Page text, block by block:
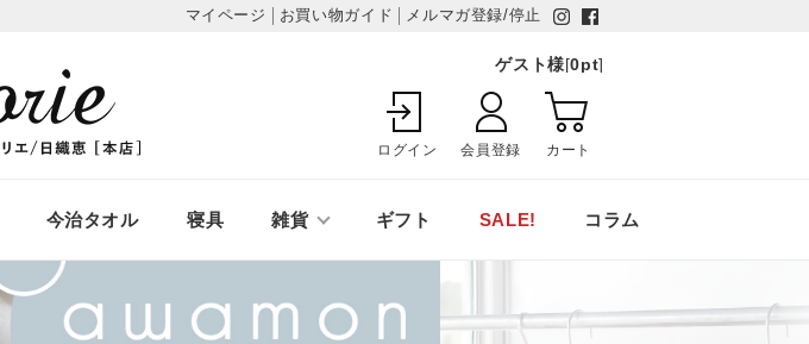
マイページ お買い物ガイド メルマガ登録/停止
ゲスト様[0pt]
ログイン 会員登録 カート
今治タオル 寝具 雑貨 ギフト SALE! コラム